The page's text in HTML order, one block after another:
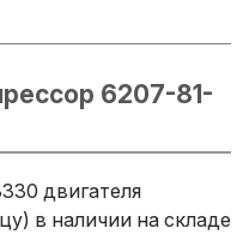
6207-81-
двигателя
в наличии на складе